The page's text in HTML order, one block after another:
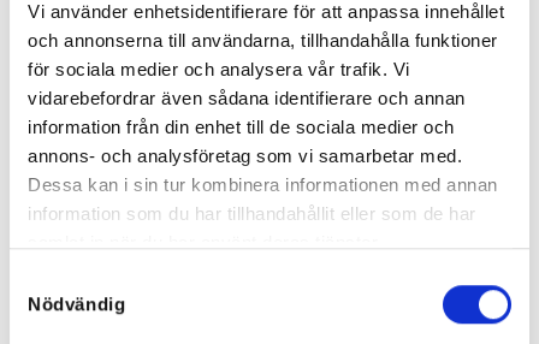
Vi använder enhetsidentifierare för att anpassa innehållet
och annonserna till användarna, tillhandahålla funktioner
för sociala medier och analysera vår trafik. Vi
vidarebefordrar även sådana identifierare och annan
information från din enhet till de sociala medier och
annons- och analysföretag som vi samarbetar med.
Dessa kan i sin tur kombinera informationen med annan
information som du har tillhandahållit eller som de har
Nödvändig
UNIKA! Rosa B! Här väljer du
exakt!
Filles Klänning Brun SUPERPRIS